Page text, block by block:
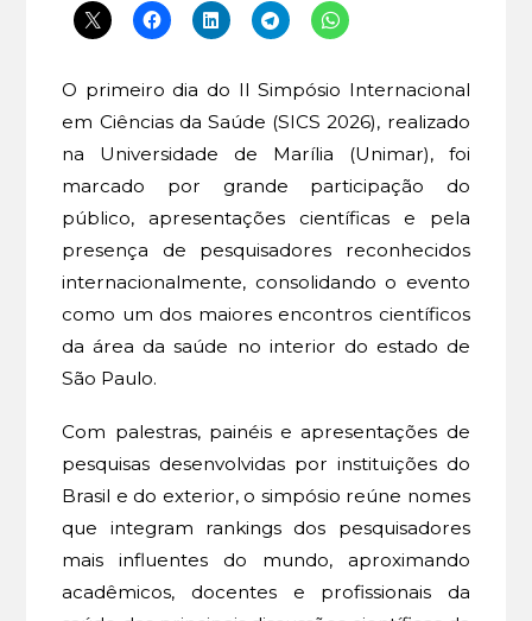
O primeiro dia do II Simpósio Internacional
em Ciências da Saúde (SICS 2026), realizado
na Universidade de Marília (Unimar), foi
marcado por grande participação do
público, apresentações científicas e pela
presença de pesquisadores reconhecidos
internacionalmente, consolidando o evento
como um dos maiores encontros científicos
da área da saúde no interior do estado de
São Paulo.
Com palestras, painéis e apresentações de
pesquisas desenvolvidas por instituições do
Brasil e do exterior, o simpósio reúne nomes
que integram rankings dos pesquisadores
mais influentes do mundo, aproximando
acadêmicos, docentes e profissionais da